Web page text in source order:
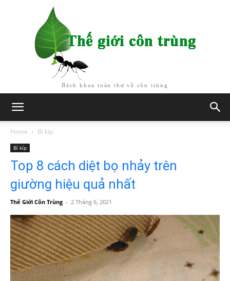
Bách khoa toàn thư về côn trùng
Home Bí kíp
Bí kíp
Top 8 cách diệt bọ nhảy trên
giường hiệu quả nhất
Thế Giới Côn Trùng - 2 Tháng 6, 2021